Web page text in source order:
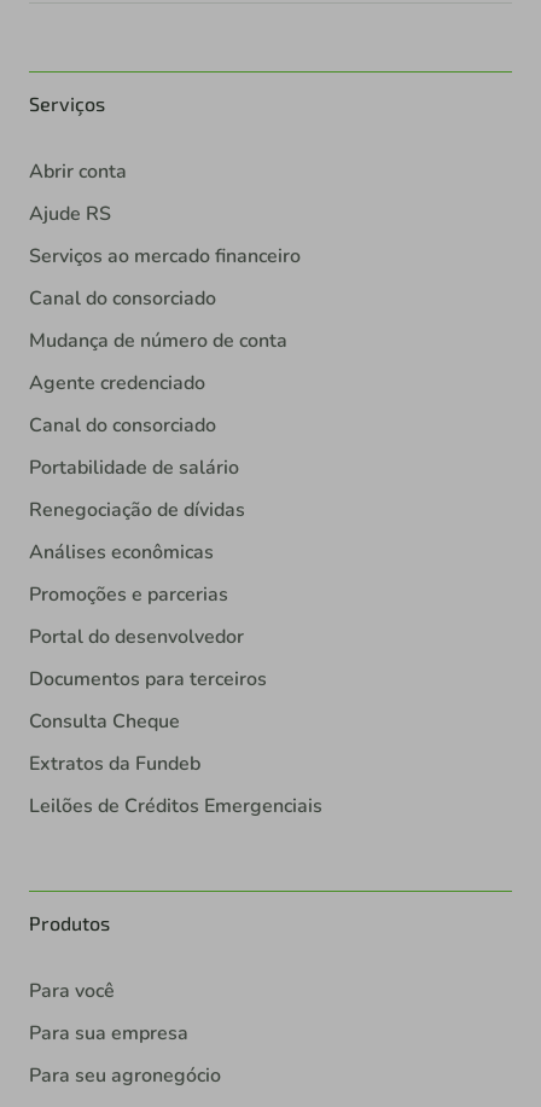
Serviços
Abrir conta
Ajude RS
Serviços ao mercado financeiro
Canal do consorciado
Mudança de número de conta
Agente credenciado
Canal do consorciado
Portabilidade de salário
Renegociação de dívidas
Análises econômicas
Promoções e parcerias
Portal do desenvolvedor
Documentos para terceiros
Consulta Cheque
Extratos da Fundeb
Leilões de Créditos Emergenciais
Produtos
Para você
Para sua empresa
Para seu agronegócio